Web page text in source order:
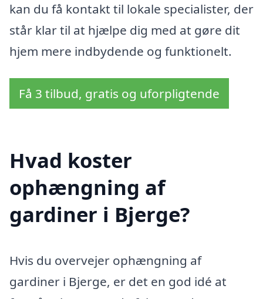
kan du få kontakt til lokale specialister, der
står klar til at hjælpe dig med at gøre dit
hjem mere indbydende og funktionelt.
Få 3 tilbud, gratis og uforpligtende
Hvad koster
ophængning af
gardiner i Bjerge?
Hvis du overvejer ophængning af
gardiner i Bjerge, er det en god idé at